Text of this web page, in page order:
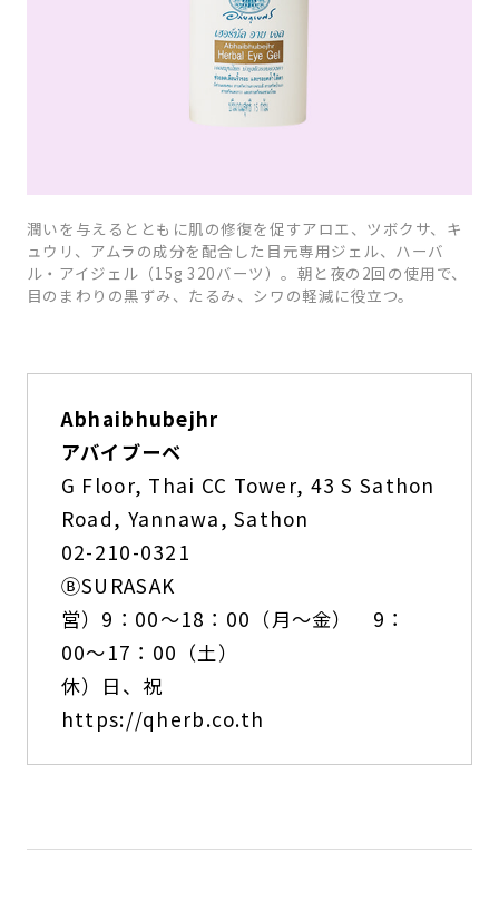
潤いを与えるとともに肌の修復を促すアロエ、ツボクサ、キ
ュウリ、アムラの成分を配合した目元専用ジェル、ハーバ
ル・アイジェル（15g 320バーツ）。朝と夜の2回の使用で、
目のまわりの黒ずみ、たるみ、シワの軽減に役立つ。
Abhaibhubejhr
アバイブーベ
G Floor, Thai CC Tower, 43 S Sathon
Road, Yannawa, Sathon
02-210-0321
ⒷSURASAK
営）9：00〜18：00（月〜金） 9：
00〜17：00（土）
休）日、祝
https://qherb.co.th